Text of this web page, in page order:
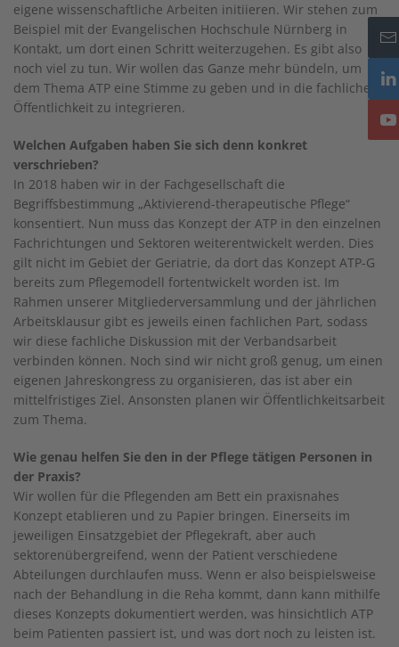
eigene wissenschaftliche Arbeiten initiieren. Wir stehen zum
Beispiel mit der Evangelischen Hochschule Nürnberg in
Kontakt, um dort einen Schritt weiterzugehen. Es gibt also
noch viel zu tun. Wir wollen das Ganze mehr bündeln, um
dem Thema ATP eine Stimme zu geben und in die fachliche
Öffentlichkeit zu integrieren.
Welchen Aufgaben haben Sie sich denn konkret
verschrieben?
In 2018 haben wir in der Fachgesellschaft die
Begriffsbestimmung „Aktivierend-therapeutische Pflege“
konsentiert. Nun muss das Konzept der ATP in den einzelnen
Fachrichtungen und Sektoren weiterentwickelt werden. Dies
gilt nicht im Gebiet der Geriatrie, da dort das Konzept ATP-G
bereits zum Pflegemodell fortentwickelt worden ist. Im
Rahmen unserer Mitgliederversammlung und der jährlichen
Arbeitsklausur gibt es jeweils einen fachlichen Part, sodass
wir diese fachliche Diskussion mit der Verbandsarbeit
verbinden können. Noch sind wir nicht groß genug, um einen
eigenen Jahreskongress zu organisieren, das ist aber ein
mittelfristiges Ziel. Ansonsten planen wir Öffentlichkeitsarbeit
zum Thema.
Wie genau helfen Sie den in der Pflege tätigen Personen in
der Praxis?
Wir wollen für die Pflegenden am Bett ein praxisnahes
Konzept etablieren und zu Papier bringen. Einerseits im
jeweiligen Einsatzgebiet der Pflegekraft, aber auch
sektorenübergreifend, wenn der Patient verschiedene
Abteilungen durchlaufen muss. Wenn er also beispielsweise
nach der Behandlung in die Reha kommt, dann kann mithilfe
dieses Konzepts dokumentiert werden, was hinsichtlich ATP
beim Patienten passiert ist, und was dort noch zu leisten ist.